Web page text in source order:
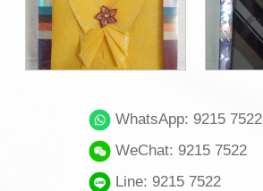
WhatsApp: 9215 7522
WeChat: 9215 7522
Line: 9215 7522